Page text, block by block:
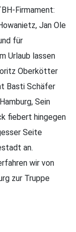
Firmament:
Jan Ole
für
Urlaub lassen
Oberkötter
Basti Schäfer
Sein
fiebert hingegen
Seite
an.
wir von
zur Truppe